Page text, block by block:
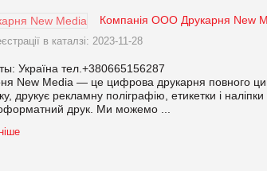
Компанія ООО Друкарня New
в каталзі: 2023-11-28
Україна тел.+380665156287
New Media — це цифрова друкарня повного
друкує рекламну поліграфію, етикетки і
друк. Ми можемо ...